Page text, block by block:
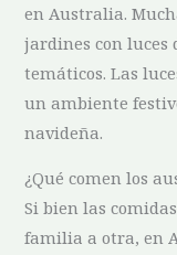
en‌ Australia.
jardines con luces⁤
temáticos. Las
un ambiente
navideña.
¿Qué comen los
Si bien las
familia a otra, en